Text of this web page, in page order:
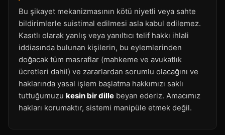
Bu şikayet mekanizmasının kötü niyetli veya sahte
bildirimlerle suistimal edilmesi asla kabul edilemez.
Kasıtlı olarak yanlış veya yanıltıcı telif hakkı ihlali
iddiasında bulunan kişilerin, bu eylemlerinden
doğacak tüm masraflar (mahkeme ve avukatlık
ücretleri dahil) ve zararlardan sorumlu olacağını ve
haklarında yasal işlem başlatma hakkımızı saklı
tuttuğumuzu kesin bir dille beyan ederiz. Amacımız
hakları korumaktır, sistemi manipüle etmek değil.